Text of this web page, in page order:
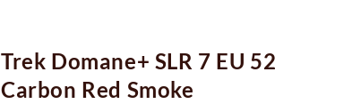
Trek Domane+ SLR 7 EU 52
Carbon Red Smoke